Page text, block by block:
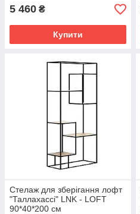
5 460 ₴
Купити
Стелаж для зберігання лофт
"Таллахассі" LNK - LOFT
90*40*200 см